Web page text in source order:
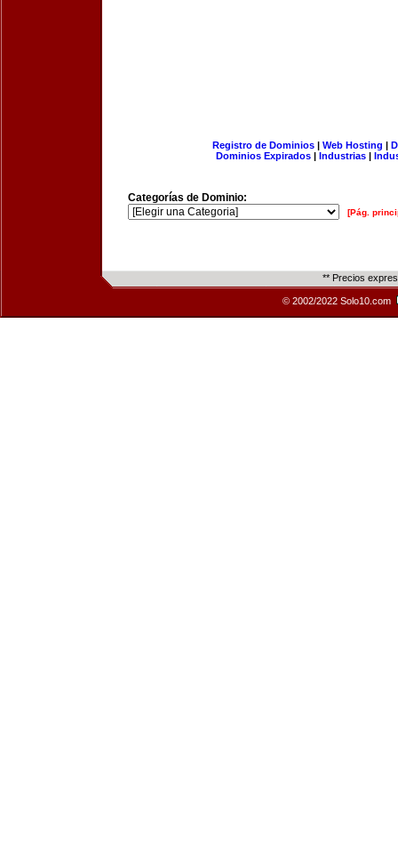
Registro de Dominios| Web Hosting |
Dominios Expirados | Industrias |
Categorías de Dominio:
[Pág.
** Precios
© 2002/2022 Solo10.com